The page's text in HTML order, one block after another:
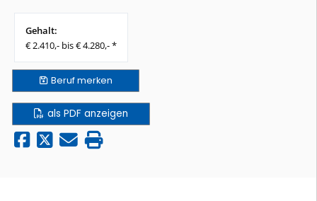
Gehalt:
€ 2.410,- bis € 4.280,- *
Berufmerken
als PDF anzeigen